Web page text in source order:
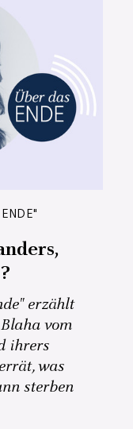
erzählt
vom
ihrers
was
sterben